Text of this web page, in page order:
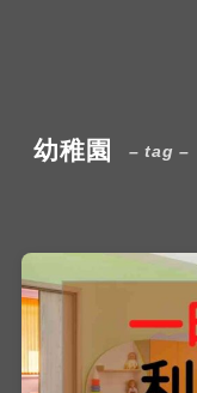
幼稚園 – tag –